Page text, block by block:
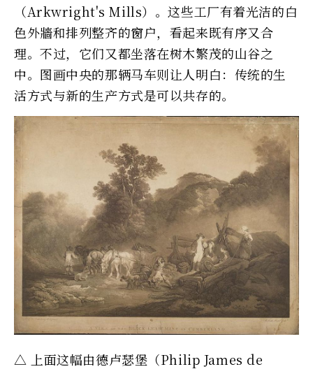
（Arkwright's Mills）。这些工厂有着光洁的白
色外牆和排列整齐的窗户，看起来既有序又合
理。不过，它们又都坐落在树木繁茂的山谷之
中。图画中央的那辆马车则让人明白：传统的生
活方式与新的生产方式是可以共存的。
△ 上面这幅由德卢瑟堡（Philip James de